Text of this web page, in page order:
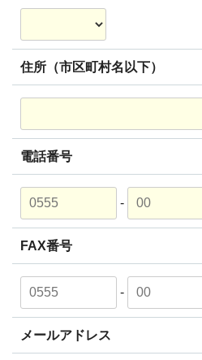
住所（市区町村名以下）
電話番号
-
FAX番号
-
メールアドレス